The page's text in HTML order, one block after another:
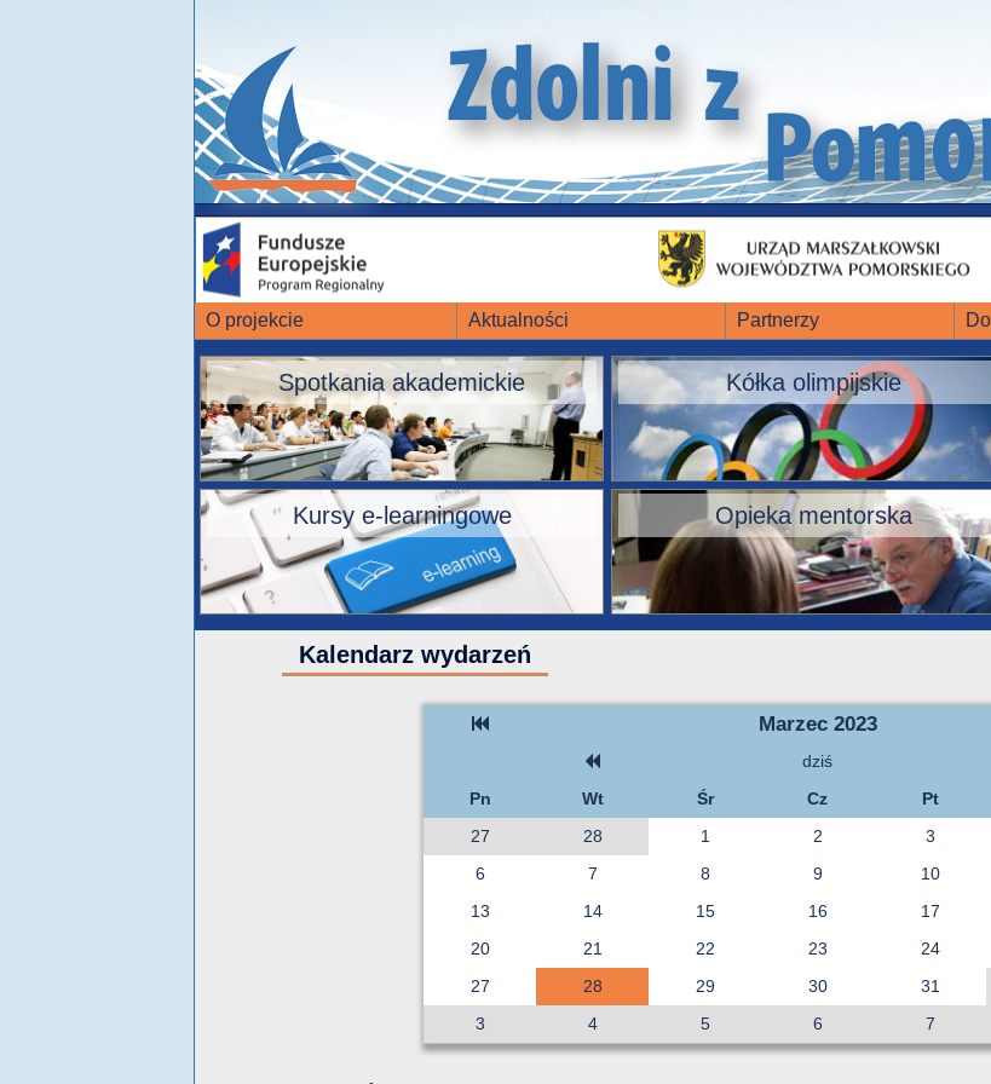
O projekcie Aktualności Partnerzy
Spotkania akademickie Kółka olimpijskie
Kursy e-learningowe Opieka mentorska
Kalendarz wydarzeń
Marzec 2023
dziś
Pn
Wt Śr Cz Pt
27
28 1 2 3
6
7 8 9 10
13
14 15 16 17
20
21 22 23 24
27
28 29 30 31
3
4 5 6 7